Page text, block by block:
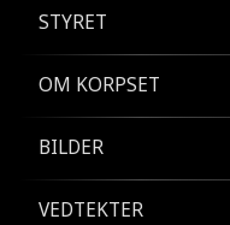
STYRET
OM KORPSET
BILDER
VEDTEKTER